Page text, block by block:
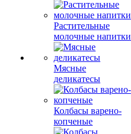
Растительные
молочные напитки
Мясные
деликатесы
Колбасы варено-
копченые